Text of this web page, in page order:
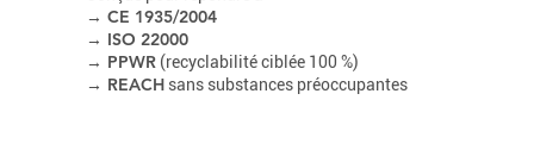
→ CE 1935/2004
→ ISO 22000
→ PPWR (recyclabilité ciblée 100 %)
→ REACH sans substances préoccupantes